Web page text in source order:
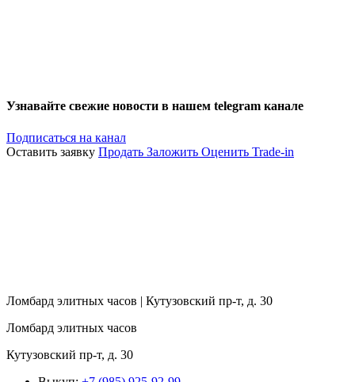
Узнавайте свежие новости в нашем telegram канале
Подписаться на канал
Оставить заявку Продать Заложить Оценить Trade-in
Ломбард элитных часов | Кутузовский пр-т, д. 30
Ломбард элитных часов
Кутузовский пр-т, д. 30